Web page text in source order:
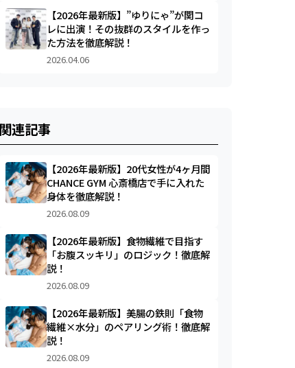
【2026年最新版】”ゆりにゃ”が関コ
レに出演！その抜群のスタイルを作っ
た方法を徹底解説！
2026.04.06
関連記事
【2026年最新版】20代女性が4ヶ月間
CHANCE GYM 心斎橋店で手に入れた
身体を徹底解説！
2026.08.09
【2026年最新版】食物繊維で目指す
「お腹スッキリ」のロジック！徹底解
説！
2026.08.09
【2026年最新版】美腸の鉄則「食物
繊維×水分」のペアリング術！徹底解
説！
2026.08.09